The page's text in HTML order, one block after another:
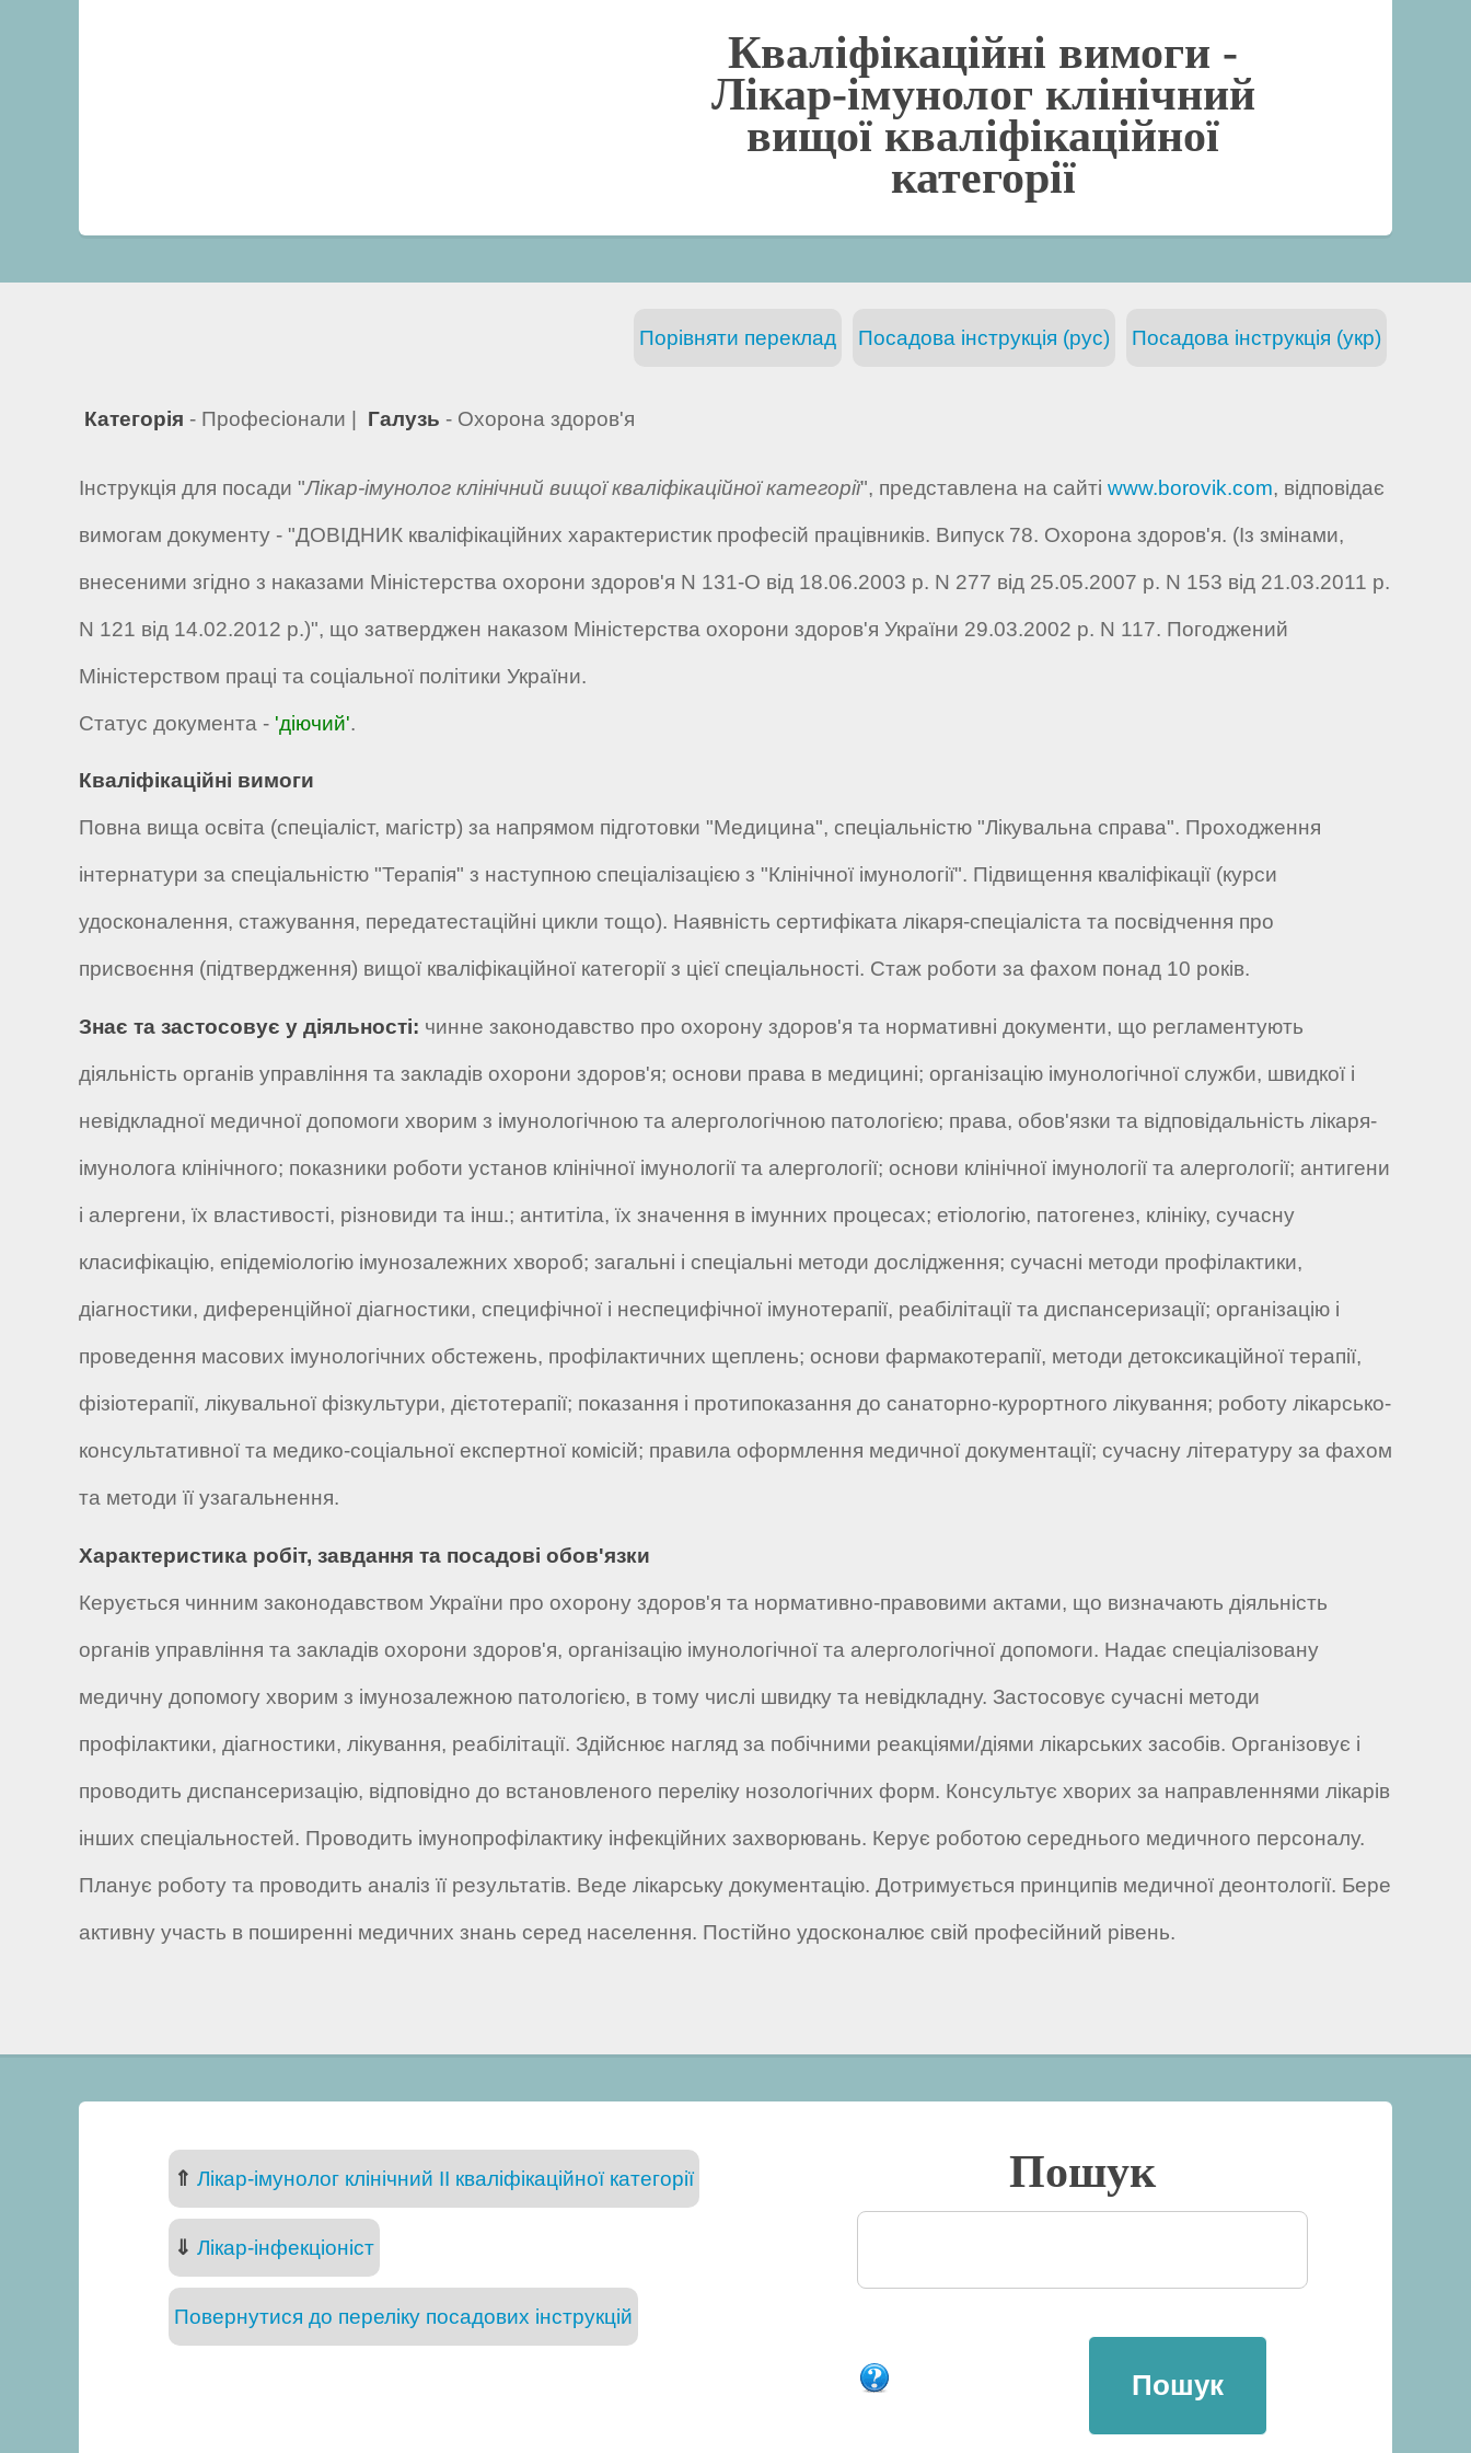
Кваліфікаційні вимоги -
Лікар-імунолог клінічний
вищої кваліфікаційної
категорії
Посадова інструкція (укр)
Посадова інструкція (рус)
Порівняти переклад
Категорія - Професіонали | Галузь - Охорона здоров'я
Інструкція для посади "Лікар-імунолог клінічний вищої кваліфікаційної категорії", представлена на сайті www.borovik.com, відповідає
вимогам документу - "ДОВІДНИК кваліфікаційних характеристик професій працівників. Випуск 78. Охорона здоров'я. (Із змінами,
внесеними згідно з наказами Міністерства охорони здоров'я N 131-О від 18.06.2003 р. N 277 від 25.05.2007 р. N 153 від 21.03.2011 р.
N 121 від 14.02.2012 р.)", що затверджен наказом Міністерства охорони здоров'я України 29.03.2002 р. N 117. Погоджений
Міністерством праці та соціальної політики України.
Статус документа - 'діючий'.
Кваліфікаційні вимоги
Повна вища освіта (спеціаліст, магістр) за напрямом підготовки "Медицина", спеціальністю "Лікувальна справа". Проходження
інтернатури за спеціальністю "Терапія" з наступною спеціалізацією з "Клінічної імунології". Підвищення кваліфікації (курси
удосконалення, стажування, передатестаційні цикли тощо). Наявність сертифіката лікаря-спеціаліста та посвідчення про
присвоєння (підтвердження) вищої кваліфікаційної категорії з цієї спеціальності. Стаж роботи за фахом понад 10 років.
Знає та застосовує у діяльності: чинне законодавство про охорону здоров'я та нормативні документи, що регламентують
діяльність органів управління та закладів охорони здоров'я; основи права в медицині; організацію імунологічної служби, швидкої і
невідкладної медичної допомоги хворим з імунологічною та алергологічною патологією; права, обов'язки та відповідальність лікаря-
імунолога клінічного; показники роботи установ клінічної імунології та алергології; основи клінічної імунології та алергології; антигени
і алергени, їх властивості, різновиди та інш.; антитіла, їх значення в імунних процесах; етіологію, патогенез, клініку, сучасну
класифікацію, епідеміологію імунозалежних хвороб; загальні і спеціальні методи дослідження; сучасні методи профілактики,
діагностики, диференційної діагностики, специфічної і неспецифічної імунотерапії, реабілітації та диспансеризації; організацію і
проведення масових імунологічних обстежень, профілактичних щеплень; основи фармакотерапії, методи детоксикаційної терапії,
фізіотерапії, лікувальної фізкультури, дієтотерапії; показання і протипоказання до санаторно-курортного лікування; роботу лікарсько-
консультативної та медико-соціальної експертної комісій; правила оформлення медичної документації; сучасну літературу за фахом
та методи її узагальнення.
Характеристика робіт, завдання та посадові обов'язки
Керується чинним законодавством України про охорону здоров'я та нормативно-правовими актами, що визначають діяльність
органів управління та закладів охорони здоров'я, організацію імунологічної та алергологічної допомоги. Надає спеціалізовану
медичну допомогу хворим з імунозалежною патологією, в тому числі швидку та невідкладну. Застосовує сучасні методи
профілактики, діагностики, лікування, реабілітації. Здійснює нагляд за побічними реакціями/діями лікарських засобів. Організовує і
проводить диспансеризацію, відповідно до встановленого переліку нозологічних форм. Консультує хворих за направленнями лікарів
інших спеціальностей. Проводить імунопрофілактику інфекційних захворювань. Керує роботою середнього медичного персоналу.
Планує роботу та проводить аналіз її результатів. Веде лікарську документацію. Дотримується принципів медичної деонтології. Бере
активну участь в поширенні медичних знань серед населення. Постійно удосконалює свій професійний рівень.
⇑ Лікар-імунолог клінічний II кваліфікаційної категорії
⇓ Лікар-інфекціоніст
Повернутися до переліку посадових інструкцій
Пошук